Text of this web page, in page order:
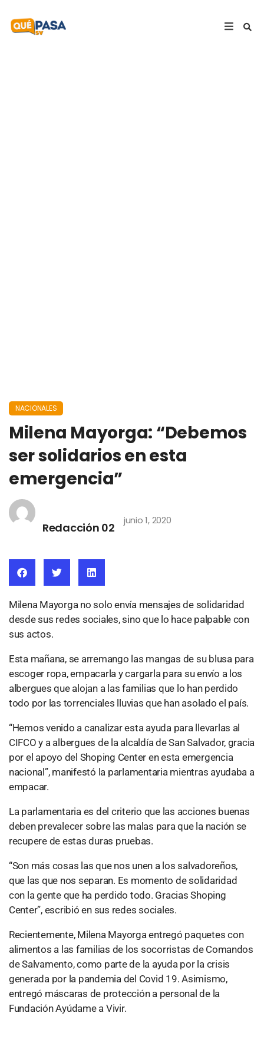
NACIONALES
Milena Mayorga: “Debemos
ser solidarios en esta
emergencia”
Redacción 02
junio 1, 2020
Milena Mayorga no solo envía mensajes de solidaridad
desde sus redes sociales, sino que lo hace palpable con
sus actos.
Esta mañana, se arremango las mangas de su blusa para
escoger ropa, empacarla y cargarla para su envío a los
albergues que alojan a las familias que lo han perdido
todo por las torrenciales lluvias que han asolado el país.
“Hemos venido a canalizar esta ayuda para llevarlas al
CIFCO y a albergues de la alcaldía de San Salvador, gracia
por el apoyo del Shoping Center en esta emergencia
nacional”, manifestó la parlamentaria mientras ayudaba a
empacar.
La parlamentaria es del criterio que las acciones buenas
deben prevalecer sobre las malas para que la nación se
recupere de estas duras pruebas.
“Son más cosas las que nos unen a los salvadoreños,
que las que nos separan. Es momento de solidaridad
con la gente que ha perdido todo. Gracias Shoping
Center”, escribió en sus redes sociales.
Recientemente, Milena Mayorga entregó paquetes con
alimentos a las familias de los socorristas de Comandos
de Salvamento, como parte de la ayuda por la crisis
generada por la pandemia del Covid 19. Asimismo,
entregó máscaras de protección a personal de la
Fundación Ayúdame a Vivir.